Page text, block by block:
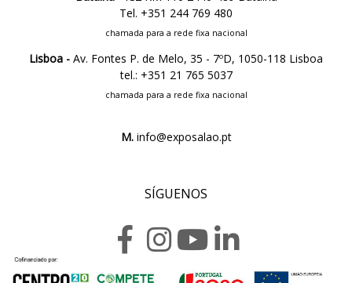
Tel. +351 244 769 480
chamada para a rede fixa nacional
Lisboa - Av. Fontes P. de Melo, 35 - 7ºD, 1050-118 Lisboa
tel.: +351 21 765 5037
chamada para a rede fixa nacional
M.info@exposalao.pt
SÍGUENOS